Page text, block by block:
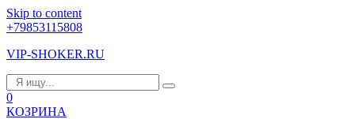
Skip to content
+79853115808
VIP-SHOKER.RU
0
КОЗРИНА